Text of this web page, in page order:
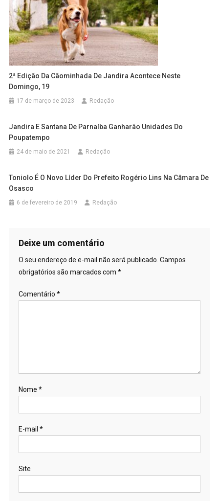
2ª Edição Da Cãominhada De Jandira Acontece Neste
Domingo, 19
17 de março de 2023 Redação
Jandira E Santana De Parnaíba Ganharão Unidades Do
Poupatempo
24 de maio de 2021 Redação
Toniolo É O Novo Líder Do Prefeito Rogério Lins Na Câmara De
Osasco
6 de fevereiro de 2019 Redação
Deixe um comentário
O seu endereço de e-mail não será publicado. Campos
obrigatórios são marcados com *
Comentário *
Nome *
E-mail *
Site